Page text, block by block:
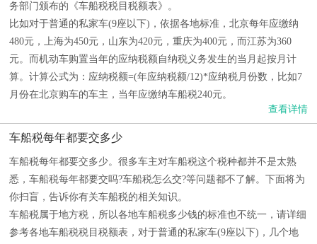
务部门颁布的《车船税税目税额表》。
比如对于普通的私家车(9座以下)，依据各地标准，北京每年应缴纳
480元，上海为450元，山东为420元，重庆为400元，而江苏为360
元。而机动车购置当年的应纳税额自纳税义务发生的当月起按月计
算。计算公式为：应纳税额=(年应纳税额/12)*应纳税月份数，比如7
月份在北京购车的车主，当年应缴纳车船税240元。
查看详情
车船税每年都要交多少
车船税每年都要交多少。很多车主对车船税这个税种都并不是太熟
悉，车船税每年都要交吗?车船税怎么交?等问题都不了解。下面将为
你扫盲，告诉你有关车船税的相关知识。
车船税属于地方税，所以各地车船税多少钱的标准也不统一，请详细
参考各地车船税税目税额表，对于普通的私家车(9座以下)，几个地